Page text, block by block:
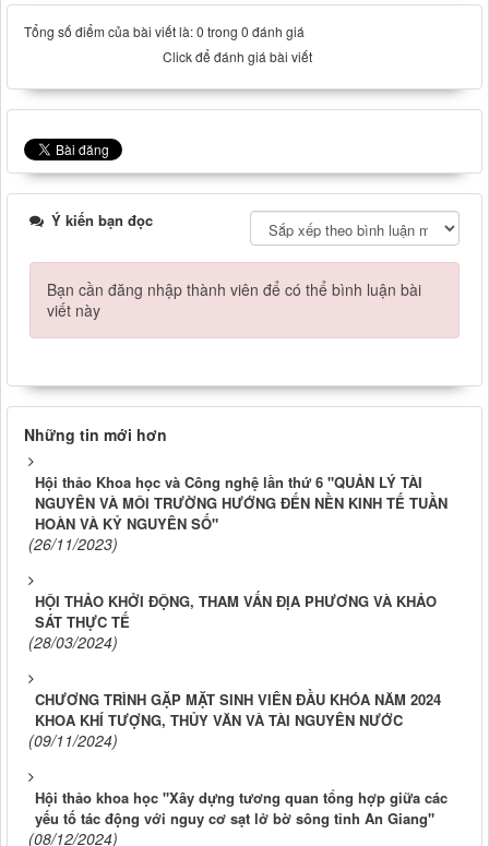
Tổng số điểm của bài viết là: 0 trong 0 đánh giá
Click để đánh giá bài viết
Ý kiến bạn đọc
Bạn cần đăng nhập thành viên để có thể bình luận bài
viết này
Những tin mới hơn
Hội thảo Khoa học và Công nghệ lần thứ 6 "QUẢN LÝ TÀI
NGUYÊN VÀ MÔI TRƯỜNG HƯỚNG ĐẾN NỀN KINH TẾ TUẦN
HOÀN VÀ KỶ NGUYÊN SỐ"
(26/11/2023)
HỘI THẢO KHỞI ĐỘNG, THAM VẤN ĐỊA PHƯƠNG VÀ KHẢO
SÁT THỰC TẾ
(28/03/2024)
CHƯƠNG TRÌNH GẶP MẶT SINH VIÊN ĐẦU KHÓA NĂM 2024
KHOA KHÍ TƯỢNG, THỦY VĂN VÀ TÀI NGUYÊN NƯỚC
(09/11/2024)
Hội thảo khoa học "Xây dựng tương quan tổng hợp giữa các
yếu tố tác động với nguy cơ sạt lở bờ sông tỉnh An Giang"
(08/12/2024)